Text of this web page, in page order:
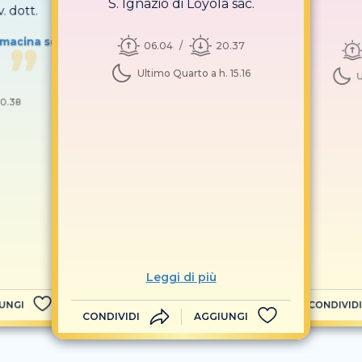
dott.
sé
S. Ignazio di Loyola sac.
06.04 20.37
Ultimo Quarto a h. 15.16
Leggi di più
CONDIVIDI AGGIUNGI
CONDIVIDI